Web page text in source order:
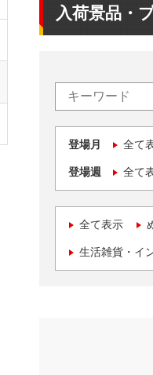
入荷景品・
登場月 全て
登場週 全て
全て表示
生活雑貨・イ